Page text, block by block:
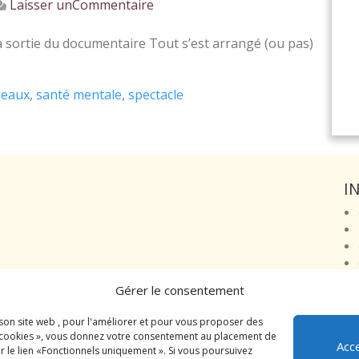
Gérer le consentement
site web , pour l'améliorer et pour vous proposer des
», vous donnez votre consentement au placement de
lien «Fonctionnels uniquement ». Si vous poursuivez
Laisser unCommentaire
s’est
pas)
du documentaire Tout s’est arrangé (ou pas)
, santé mentale, spectacle